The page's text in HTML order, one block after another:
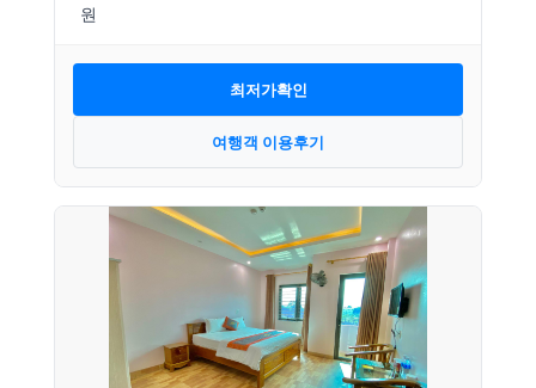
최저가확인
여행객 이용후기